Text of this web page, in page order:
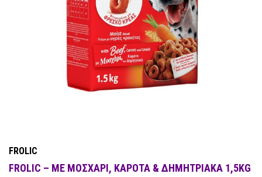
FROLIC
FROLIC – ΜΕ ΜΟΣΧΆΡΙ, ΚΑΡΌΤΑ & ΔΗΜΗΤΡΙΑΚΆ 1,5KG